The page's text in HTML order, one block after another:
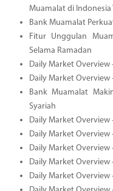
Muamalat di
Bank Muamalat
Fitur Unggulan
Selama Ramadan
Daily Market Overview
Daily Market Overview
Bank Muamalat
Syariah
Daily Market Overview
Daily Market Overview
Daily Market Overview
Daily Market Overview
Daily Market Overview